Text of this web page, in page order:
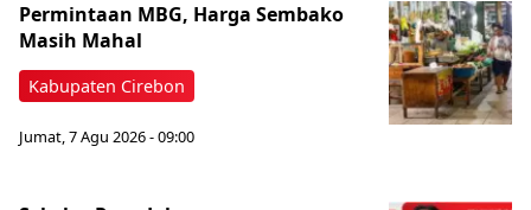
Kabupaten Cirebon
Permintaan MBG, Harga Sembako
Masih Mahal
Jumat, 7 Agu 2026 - 09:00